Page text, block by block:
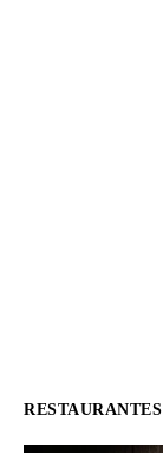
RESTAURANTES